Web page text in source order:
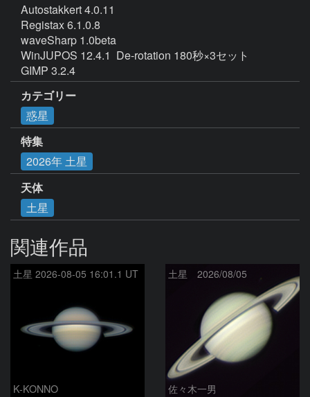
Autostakkert 4.0.11
Registax 6.1.0.8
waveSharp 1.0beta
WinJUPOS 12.4.1  De-rotation 180秒×3セット
GIMP 3.2.4
カテゴリー
惑星
特集
2026年 土星
天体
土星
関連作品
土星 2026-08-05 16:01.1 UT
K-KONNO
土星 2026/08/05
佐々木一男